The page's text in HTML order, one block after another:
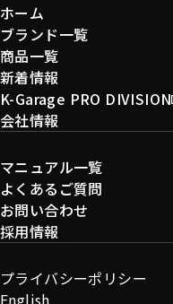
ホーム
ブランド一覧
商品一覧
新着情報
K-Garage PRO DIVISION
会社情報
マニュアル一覧
よくあるご質問
お問い合わせ
採用情報
プライバシーポリシー
English